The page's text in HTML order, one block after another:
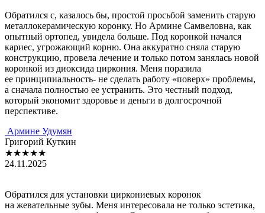
Обратился с, казалось бы, простой просьбой заменить старую
металлокерамическую коронку. Но Армине Самвеловна, как
опытный ортопед, увидела больше. Под коронкой начался
кариес, угрожающий корню. Она аккуратно сняла старую
конструкцию, провела лечение и только потом занялась новой
коронкой из диоксида циркония. Меня поразила
ее принципиальность- не сделать работу «поверх» проблемы,
а сначала полностью ее устранить. Это честный подход,
который экономит здоровье и деньги в долгосрочной
перспективе.
Армине Удумян
Григорий Куткин
★★★★★
24.11.2025
Обратился для установки циркониевых коронок
на жевательные зубы. Меня интересовала не только эстетика,